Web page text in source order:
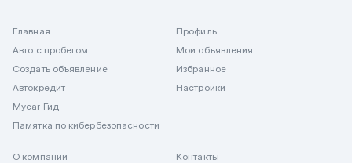
Главная
Авто с пробегом
Создать объявление
Автокредит
Mycar Гид
Памятка по кибербезопасности
Профиль
Мои объявления
Избранное
Настройки
О компании
Контакты